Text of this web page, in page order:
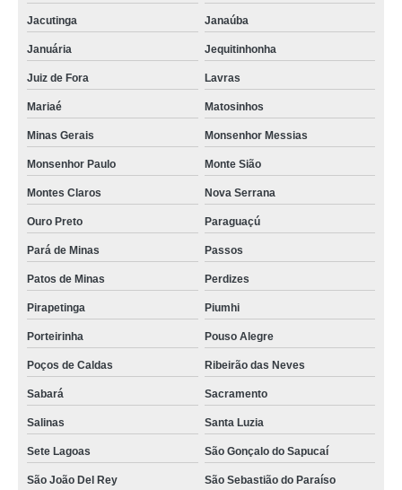
Jacutinga Janaúba
Januária Jequitinhonha
Juiz de Fora Lavras
Mariaé Matosinhos
Minas Gerais Monsenhor Messias
Monsenhor Paulo Monte Sião
Montes Claros Nova Serrana
Ouro Preto Paraguaçú
Pará de Minas Passos
Patos de Minas Perdizes
Pirapetinga Piumhi
Porteirinha Pouso Alegre
Poços de Caldas Ribeirão das Neves
Sabará Sacramento
Salinas Santa Luzia
Sete Lagoas São Gonçalo do Sapucaí
São João Del Rey São Sebastião do Paraíso